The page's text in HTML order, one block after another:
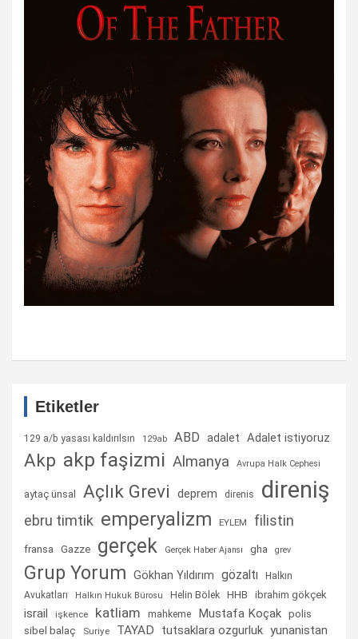
Etiketler
129 a/b yasası kaldırılsın 129ab ABD adalet Adalet istiyoruz
Akp akp faşizmi Almanya Avrupa Halk Cephesi
aytaç ünsal Açlık Grevi deprem direnis direniş
ebru timtik emperyalizm EYLEM filistin
fransa Gazze gerçek Gerçek Haber Ajansı gha grev
Grup Yorum Gökhan Yıldırım gözaltı
Halkın
Avukatları
Halkın Hukuk Bürosu Helin Bölek HHB ibrahim gökçek
israil işkence katliam mahkeme Mustafa Koçak polis
sibel balaç Suriye TAYAD tutsaklara ozgurluk yunanistan